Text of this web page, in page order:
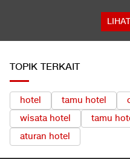
TOPIK TERKAIT
hotel tamu hotel
wisata hotel
tamu
aturan hotel